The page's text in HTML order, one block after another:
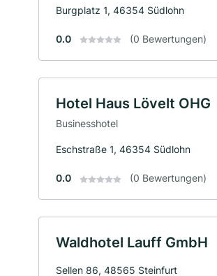
Burgplatz 1, 46354 Südlohn
0.0 (0 Bewertungen)
Hotel Haus Lövelt OHG
Businesshotel
Eschstraße 1, 46354 Südlohn
0.0 (0 Bewertungen)
Waldhotel Lauff GmbH
Sellen 86, 48565 Steinfurt